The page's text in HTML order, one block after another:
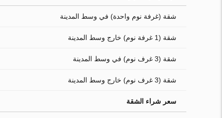
شقة (غرفة نوم واحدة) في وسط المدينة
شقة (1 غرفة نوم) خارج وسط المدينة
شقة (3 غرف نوم) في وسط المدينة
شقة (3 غرف نوم) خارج وسط المدينة
سعر شراء الشقة